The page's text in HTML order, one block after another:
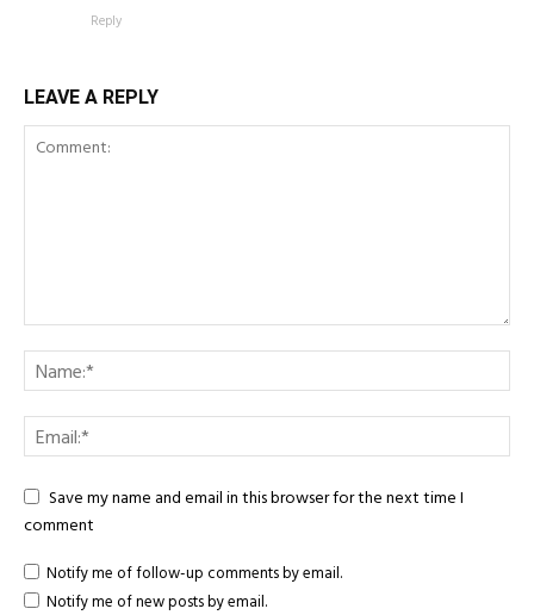
Reply
LEAVE A REPLY
Save my name and email in this browser for the next time I
comment
Notify me of follow-up comments by email.
Notify me of new posts by email.